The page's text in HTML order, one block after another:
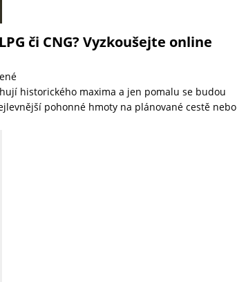
či CNG? Vyzkoušejte online
historického maxima a jen pomalu se budou
pohonné hmoty na plánované cestě nebo